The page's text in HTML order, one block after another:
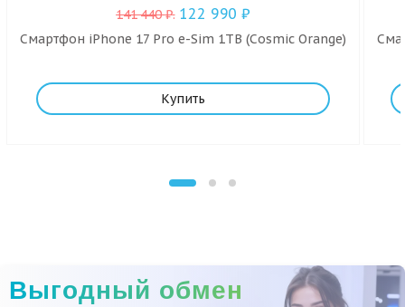
141 440₽. 122 990₽
Смартфон iPhone 17 Pro e-Sim 1TB (Cosmic Orange)
Купить
Выгодный обмен